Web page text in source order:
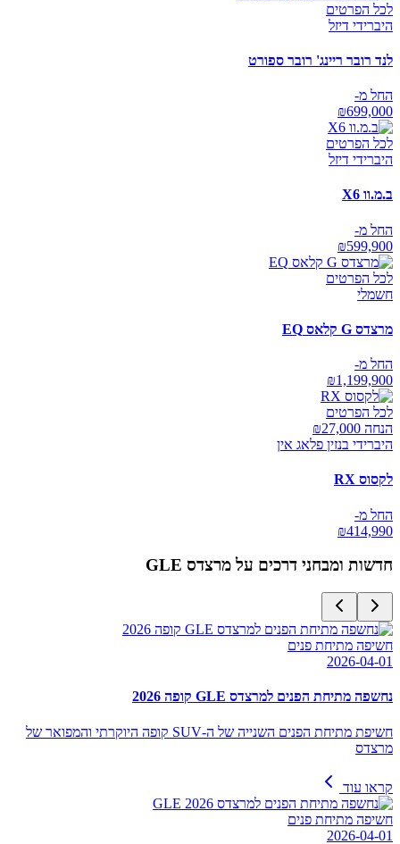
לכל הפרטים
היברידי דיזל
לנד רובר ריינג' רובר ספורט
החל מ-
₪699,000
לכל הפרטים
היברידי דיזל
ב.מ.וו X6
החל מ-
₪599,900
לכל הפרטים
חשמלי
מרצדס G קלאס EQ
החל מ-
₪1,199,900
לכל הפרטים
הנחה ₪ 27,000
היברידי בנזין פלאג אין
לקסוס RX
החל מ-
₪414,990
חדשות ומבחני דרכים על מרצדס GLE
חשיפה מתיחת פנים
2026-04-01
נחשפה מתיחת הפנים למרצדס GLE קופה 2026
חשיפת מתיחת הפנים השנייה של ה-SUV קופה היוקרתי והמפואר של
מרצדס
קראו עוד
חשיפה מתיחת פנים
2026-04-01